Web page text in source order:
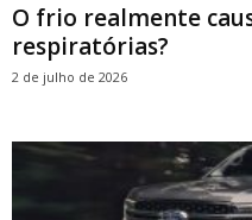
O frio realmente
respiratórias?
2 de julho de 2026